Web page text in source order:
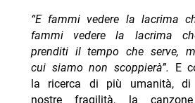
“E fammi vedere la lacrima
fammi vedere la lacrima
prenditi il tempo che serve,
cui siamo non scoppierà”.
E
la ricerca di più umanità,
nostre fragilità, la